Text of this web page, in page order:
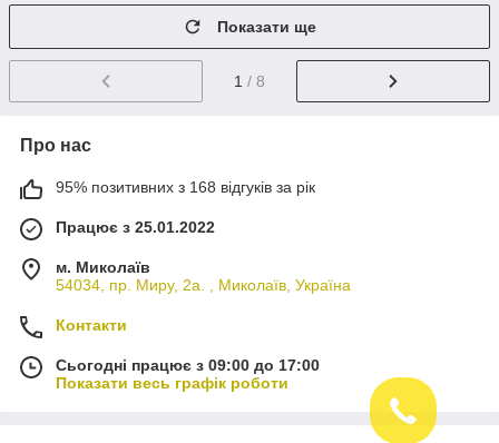
Показати ще
1 / 8
Про нас
95% позитивних з 168 відгуків за рік
Працює з 25.01.2022
м. Миколаїв
54034, пр. Миру, 2а. , Миколаїв, Україна
Контакти
Сьогодні працює з 09:00 до 17:00
Показати весь графік роботи